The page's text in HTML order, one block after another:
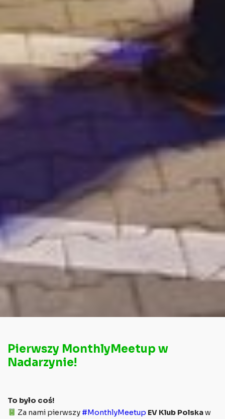
Pierwszy MonthlyMeetup w
Nadarzynie!
To było coś!
Za nami pierwszy #MonthlyMeetup EV Klub Polskaw